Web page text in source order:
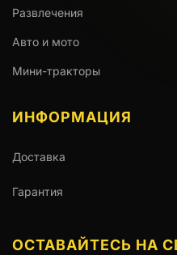
Развлечения
Авто и мото
Мини-тракторы
ИНФОРМАЦИЯ
Доставка
Гарантия
ОСТАВАЙТЕСЬ НА